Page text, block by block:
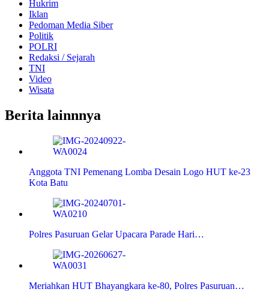
Hukrim
Iklan
Pedoman Media Siber
Politik
POLRI
Redaksi / Sejarah
TNI
Video
Wisata
Berita lainnnya
Anggota TNI Pemenang Lomba Desain Logo HUT ke-23
Kota Batu
Polres Pasuruan Gelar Upacara Parade Hari…
Meriahkan HUT Bhayangkara ke-80, Polres Pasuruan…